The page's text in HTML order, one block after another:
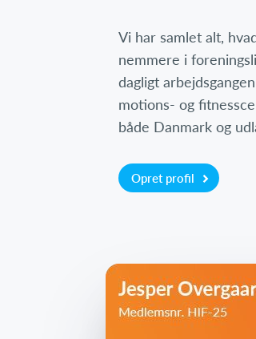
Vi har samlet alt,
nemmere i
dagligt
motions- og
både Danmark og
Opret profil